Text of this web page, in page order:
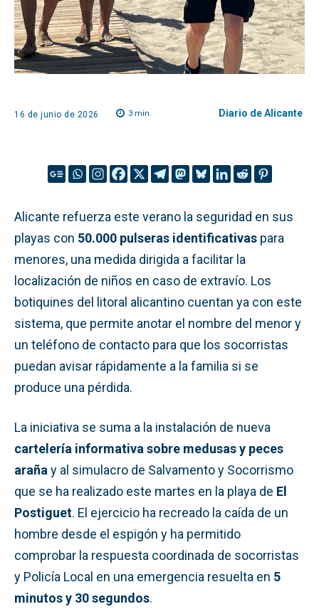
16 de junio de 2026 3min. Diario de Alicante
Alicante refuerza este verano la seguridad en sus
playas con 50.000 pulseras identificativas para
menores, una medida dirigida a facilitar la
localización de niños en caso de extravío. Los
botiquines del litoral alicantino cuentan ya con este
sistema, que permite anotar el nombre del menor y
un teléfono de contacto para que los socorristas
puedan avisar rápidamente a la familia si se
produce una pérdida.
La iniciativa se suma a la instalación de nueva
cartelería informativa sobre medusas y peces
araña y al simulacro de Salvamento y Socorrismo
que se ha realizado este martes en la playa de El
Postiguet. El ejercicio ha recreado la caída de un
hombre desde el espigón y ha permitido
comprobar la respuesta coordinada de socorristas
y Policía Local en una emergencia resuelta en 5
minutos y 30 segundos.